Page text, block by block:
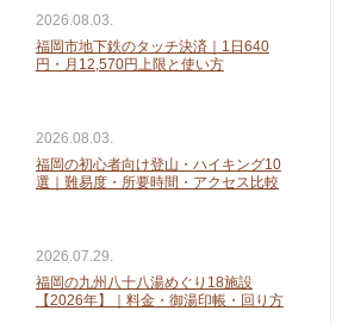
2026.08.03.
福岡市地下鉄のタッチ決済｜1日640
円・月12,570円上限と使い方
2026.08.03.
福岡の初心者向け登山・ハイキング10
選｜難易度・所要時間・アクセス比較
2026.07.29.
福岡の九州八十八湯めぐり18施設
【2026年】｜料金・御湯印帳・回り方